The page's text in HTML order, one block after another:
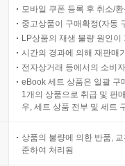
모바일 쿠폰 등록 후 취소/
중고상품이 구매확정(자동
LP상품의 재생 불량 원인
시간의 경과에 의해 재판매
전자상거래 등에서의 소비
eBook 세트 상품은 일괄 구
1개의 상품으로 취급 및 판
우, 세트 상품 전부 및 세트
상품의 불량에 의한 반품,
준하여 처리됨